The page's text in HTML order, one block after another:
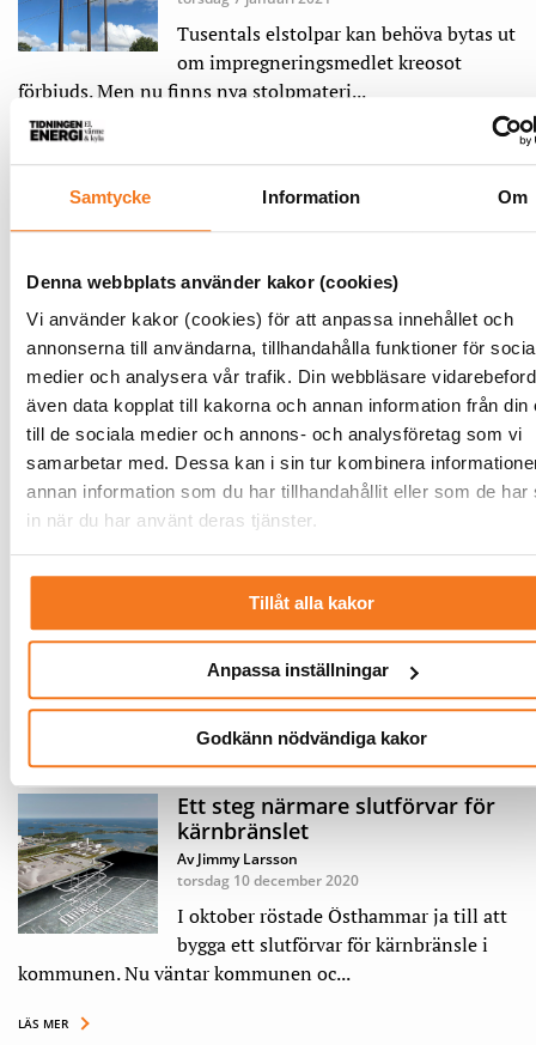
Samtycke Information Om
Denna webbplats använder kakor (cookies)
Vi använder kakor (cookies) för att anpassa innehållet och
annonserna till användarna, tillhandahålla funktioner för
medier och analysera vår trafik. Din webbläsare
även data kopplat till kakorna och annan information från din
till de sociala medier och annons- och analysföretag som vi
samarbetar med. Dessa kan i sin tur kombinera
annan information som du har tillhandahållit eller som de har
in när du har använt deras tjänster.
Tillåt alla kakor
Anpassa inställningar
Godkänn nödvändiga kakor
Tusentals elstolpar kan behöva bytas ut
om ­impregneringsmedlet kreosot
förbjuds. Men nu finns nya stolpmateri...
LÄS MER
”Nu ska vi bygga underjordiska
vindkraftsdammar”
2020-12-22
Den snabba ökningen av vindkraft
skapar möjligheter för stålindustrin. I
Hybritprojektet planerar vi att lagra vätgas, producerad av
vindkraftsel, i stora bergrum som kan innehålla...
LÄS MER
Snabbar på energibolagens
söndag 20 december 2020
Hur ska energibolagen klara den snabba
testa i liten skala, säger Maria ...
Ett steg närmare slutförvar för
kärnbränslet
Av Jimmy Larsson
torsdag 10 december 2020
I oktober röstade Östhammar ja till att
bygga ett slutförvar för kärnbränsle i
kommunen. Nu väntar kommunen oc...
LÄS MER